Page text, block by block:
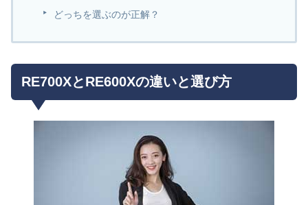
どっちを選ぶのが正解？
RE700XとRE600Xの違いと選び方